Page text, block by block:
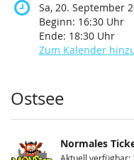
Sa, 20. September
Beginn: 16:30 Uhr
Ende: 18:30 Uhr
Zum Kalender
Produkte
Ostsee
Normales